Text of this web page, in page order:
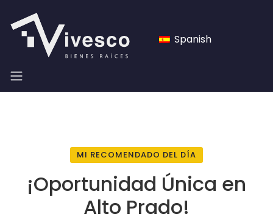
Spanish
MI RECOMENDADO DEL DÍA
¡Oportunidad Única en
Alto Prado!